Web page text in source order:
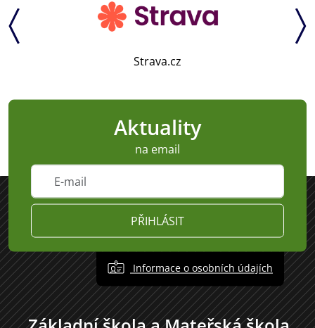
Strava.cz
Aktuality
na email
PŘIHLÁSIT
Informace o osobních údajích